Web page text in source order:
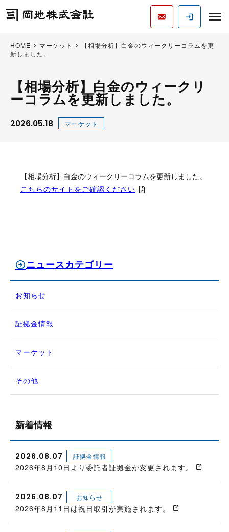
HOME マーケット
【相場分析】白金のウィークリーコラムを更
新しました。
【相場分析】白金のウィークリ
ーコラムを更新しました。
2026.05.18 マーケット
【相場分析】白金のウィークリーコラムを更新しました。
こちらのサイトをご確認ください
ニュースカテゴリー
お知らせ
証拠金情報
マーケット
その他
新着情報
2026.08.07 証拠金情報
2026年8月10日より委託者証拠金が変更されます。
2026.08.07 お知らせ
2026年8月11日は祝日取引が実施されます。